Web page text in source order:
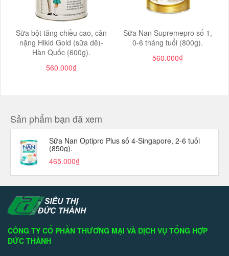
Sữa bột tăng chiều cao, cân
nặng Hikid Gold (sữa dê)-
Hàn Quốc (600g).
560.000₫
Sữa Nan Supremepro số 1,
0-6 tháng tuổi (800g).
560.000₫
Sản phẩm bạn đã xem
Sữa Nan Optipro Plus số 4-Singapore, 2-6 tuổi
(850g).
465.000₫
CÔNG TY CỔ PHẦN THƯƠNG MẠI VÀ DỊCH VỤ TỔNG HỢP
ĐỨC THÀNH